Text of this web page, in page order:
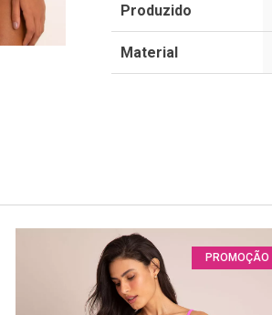
Produzido
Material
PROMOÇÃO